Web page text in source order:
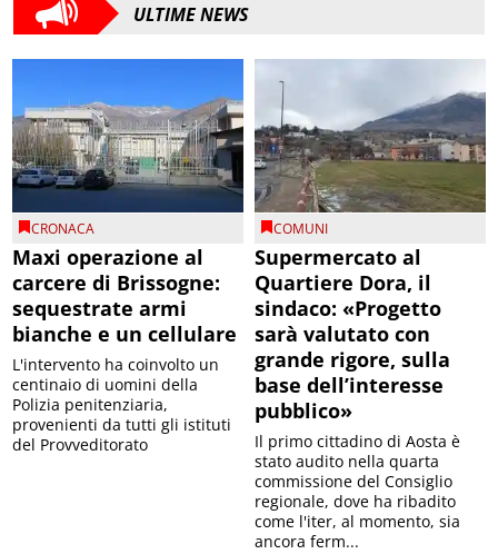
ULTIME NEWS
CRONACA
Maxi operazione al
carcere di Brissogne:
sequestrate armi
bianche e un cellulare
L'intervento ha coinvolto un
centinaio di uomini della
Polizia penitenziaria,
provenienti da tutti gli istituti
del Provveditorato
COMUNI
Supermercato al
Quartiere Dora, il
sindaco: «Progetto
sarà valutato con
grande rigore, sulla
base dell’interesse
pubblico»
Il primo cittadino di Aosta è
stato audito nella quarta
commissione del Consiglio
regionale, dove ha ribadito
come l'iter, al momento, sia
ancora ferm...